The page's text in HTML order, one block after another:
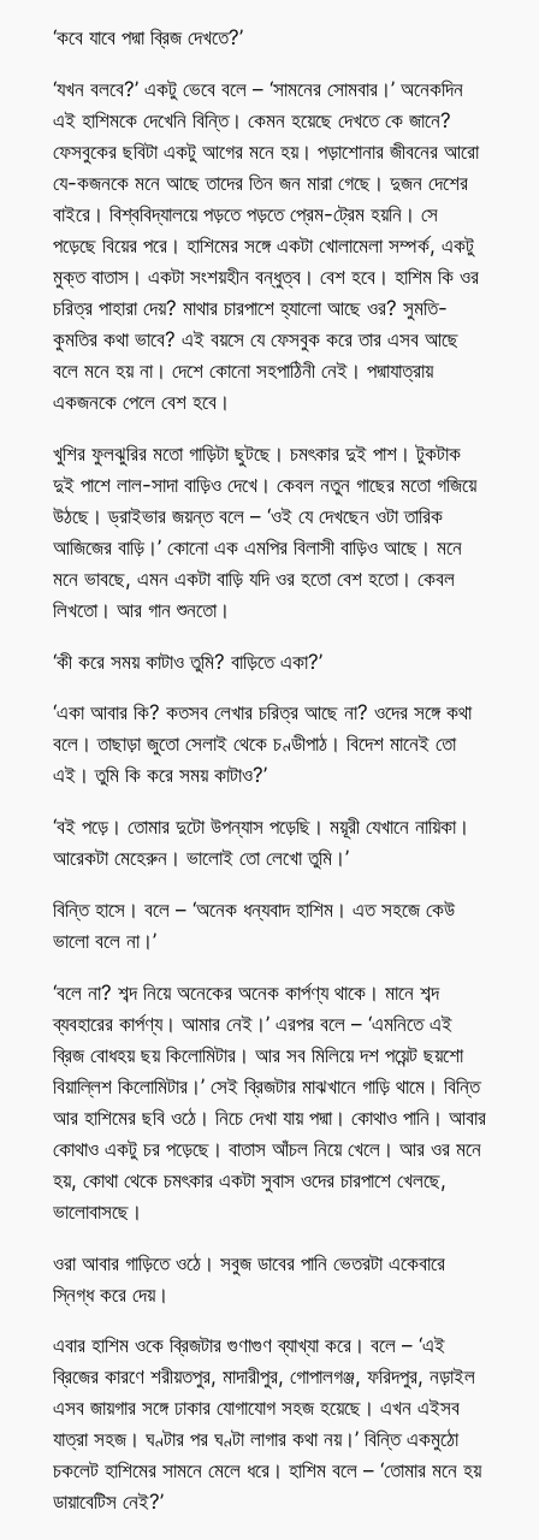
‘কবে যাবে পদ্মা ব্রিজ দেখতে?’
‘যখন বলবে?’ একটু ভেবে বলে – ‘সামনের সোমবার।’ অনেকদিন
এই হাশিমকে দেখেনি বিন্তি। কেমন হয়েছে দেখতে কে জানে?
ফেসবুকের ছবিটা একটু আগের মনে হয়। পড়াশোনার জীবনের আরো
যে-কজনকে মনে আছে তাদের তিন জন মারা গেছে। দুজন দেশের
বাইরে। বিশ্ববিদ্যালয়ে পড়তে পড়তে প্রেম-ট্রেম হয়নি। সে
পড়েছে বিয়ের পরে। হাশিমের সঙ্গে একটা খোলামেলা সম্পর্ক, একটু
মুক্ত বাতাস। একটা সংশয়হীন বন্ধুত্ব। বেশ হবে। হাশিম কি ওর
চরিত্র পাহারা দেয়? মাথার চারপাশে হ্যালো আছে ওর? সুমতি-
কুমতির কথা ভাবে? এই বয়সে যে ফেসবুক করে তার এসব আছে
বলে মনে হয় না। দেশে কোনো সহপাঠিনী নেই। পদ্মাযাত্রায়
একজনকে পেলে বেশ হবে।
খুশির ফুলঝুরির মতো গাড়িটা ছুটছে। চমৎকার দুই পাশ। টুকটাক
দুই পাশে লাল-সাদা বাড়িও দেখে। কেবল নতুন গাছের মতো গজিয়ে
উঠছে। ড্রাইভার জয়ন্ত বলে – ‘ওই যে দেখছেন ওটা তারিক
আজিজের বাড়ি।’ কোনো এক এমপির বিলাসী বাড়িও আছে। মনে
মনে ভাবছে, এমন একটা বাড়ি যদি ওর হতো বেশ হতো। কেবল
লিখতো। আর গান শুনতো।
‘কী করে সময় কাটাও তুমি? বাড়িতে একা?’
‘একা আবার কি? কতসব লেখার চরিত্র আছে না? ওদের সঙ্গে কথা
বলে। তাছাড়া জুতো সেলাই থেকে চণ্ডীপাঠ। বিদেশ মানেই তো
এই। তুমি কি করে সময় কাটাও?’
‘বই পড়ে। তোমার দুটো উপন্যাস পড়েছি। ময়ূরী যেখানে নায়িকা।
আরেকটা মেহেরুন। ভালোই তো লেখো তুমি।’
বিন্তি হাসে। বলে – ‘অনেক ধন্যবাদ হাশিম। এত সহজে কেউ
ভালো বলে না।’
‘বলে না? শব্দ নিয়ে অনেকের অনেক কার্পণ্য থাকে। মানে শব্দ
ব্যবহারের কার্পণ্য। আমার নেই।’ এরপর বলে – ‘এমনিতে এই
ব্রিজ বোধহয় ছয় কিলোমিটার। আর সব মিলিয়ে দশ পয়েন্ট ছয়শো
বিয়াল্লিশ কিলোমিটার।’ সেই ব্রিজটার মাঝখানে গাড়ি থামে। বিন্তি
আর হাশিমের ছবি ওঠে। নিচে দেখা যায় পদ্মা। কোথাও পানি। আবার
কোথাও একটু চর পড়েছে। বাতাস আঁচল নিয়ে খেলে। আর ওর মনে
হয়, কোথা থেকে চমৎকার একটা সুবাস ওদের চারপাশে খেলছে,
ভালোবাসছে।
ওরা আবার গাড়িতে ওঠে। সবুজ ডাবের পানি ভেতরটা একেবারে
স্নিগ্ধ করে দেয়।
এবার হাশিম ওকে ব্রিজটার গুণাগুণ ব্যাখ্যা করে। বলে – ‘এই
ব্রিজের কারণে শরীয়তপুর, মাদারীপুর, গোপালগঞ্জ, ফরিদপুর, নড়াইল
এসব জায়গার সঙ্গে ঢাকার যোগাযোগ সহজ হয়েছে। এখন এইসব
যাত্রা সহজ। ঘণ্টার পর ঘণ্টা লাগার কথা নয়।’ বিন্তি একমুঠো
চকলেট হাশিমের সামনে মেলে ধরে। হাশিম বলে – ‘তোমার মনে হয়
ডায়াবেটিস নেই?’